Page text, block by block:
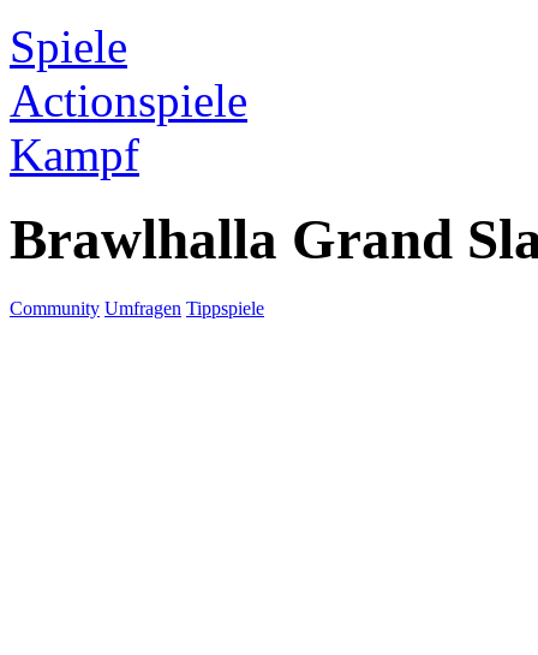
Spiele
Actionspiele
Kampf
Brawlhalla Grand
Community Umfragen Tippspiele